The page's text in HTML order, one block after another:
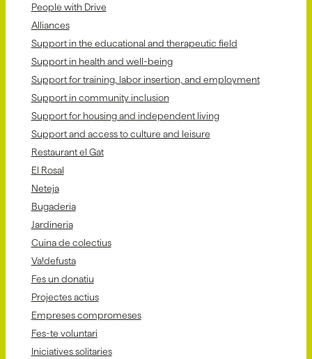
People with Drive
Alliances
Support in the educational and therapeutic field
Support in health and well-being
Support for training, labor insertion, and employment
Support in community inclusion
Support for housing and independent living
Support and access to culture and leisure
Restaurant el Gat
El Rosal
Neteja
Bugaderia
Jardineria
Cuina de colectius
Va!defusta
Fes un donatiu
Projectes actius
Empreses compromeses
Fes-te voluntari
Iniciatives solitaries